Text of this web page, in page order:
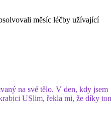
měsíc léčby užívající
na své tělo. V den, kdy jsem
USlim, řekla mi, že díky